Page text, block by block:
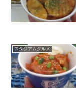
スタジアムグルメ